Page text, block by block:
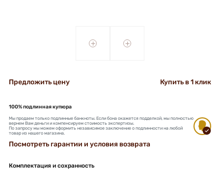
+ +
Предложить цену Купить в 1 клик
100% подлинная купюра
Мы продаем только подлинные банкноты. Если бона окажется подделкой, мы полностью
вернем Вам деньги и компенсируем стоимость экспертизы.
По запросу мы можем оформить независимое заключение о подлинности на любой
товар из нашего магазина.
Посмотреть гарантии и условия возврата
Комплектация и сохранность